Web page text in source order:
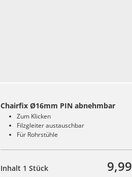
Chairfix Ø16mm PIN abnehmbar
Zum Klicken
Filzgleiter austauschbar
Für Rohrstühle
Inhalt 1 Stück 9,99